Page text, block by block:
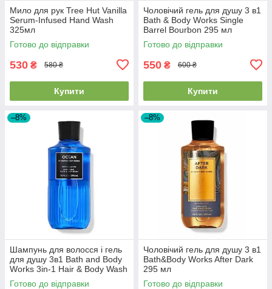
Мило для рук Tree Hut Vanilla
Serum-Infused Hand Wash
325мл
Готово до відправки
530 ₴ 580 ₴
Купити
Чоловічий гель для душу 3 в1
Bath & Body Works Single
Barrel Bourbon 295 мл
Готово до відправки
550 ₴ 600 ₴
Купити
–8%
Шампунь для волосся і гель
для душу 3в1 Bath and Body
Works 3in-1 Hair & Body Wash
Ocean
Готово до відправки
–8%
Чоловічий гель для душу 3 в1
Bath&Body Works After Dark
295 мл
Готово до відправки